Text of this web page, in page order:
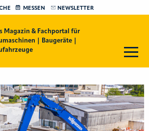
MESSEN NEWSLETTER
Magazin & Fachportal für
| Baugeräte |